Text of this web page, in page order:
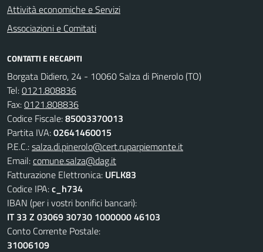
Attività economiche e Servizi
Associazioni e Comitati
CONTATTI E RECAPITI
Borgata Didiero, 24 - 10060 Salza di Pinerolo (TO)
Tel:0121.808836
Fax:0121.808836
Codice Fiscale:85003370013
Partita IVA:02641460015
P.E.C.:salza.di.pinerolo@cert.ruparpiemonte.it
Email:comune.salza@dag.it
Fatturazione Elettronica: UFLK83
Codice IPA:c_h734
IBAN (per i vostri bonifici bancari):
IT 33 Z 03069 30730 1000000 46103
Conto Corrente Postale:
31006109